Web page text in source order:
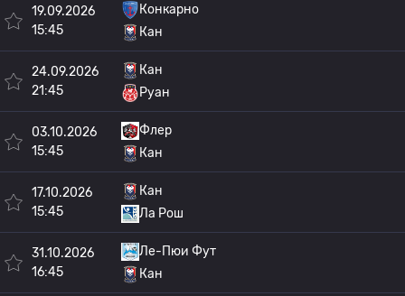
19.09.2026
15:45
Конкарно
Кан
24.09.2026
21:45
Кан
Руан
03.10.2026
15:45
Флер
Кан
17.10.2026
15:45
Кан
Ла Рош
31.10.2026
16:45
Ле-Пюи Фут
Кан